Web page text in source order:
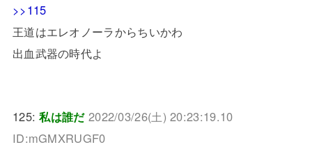
>>115
王道はエレオノーラからちいかわ
出血武器の時代よ
125:私は誰だ 2022/03/26(土) 20:23:19.10
ID:mGMXRUGF0